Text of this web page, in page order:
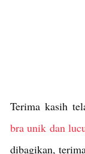
Terima kasih
bra unik dan
dibagikan,